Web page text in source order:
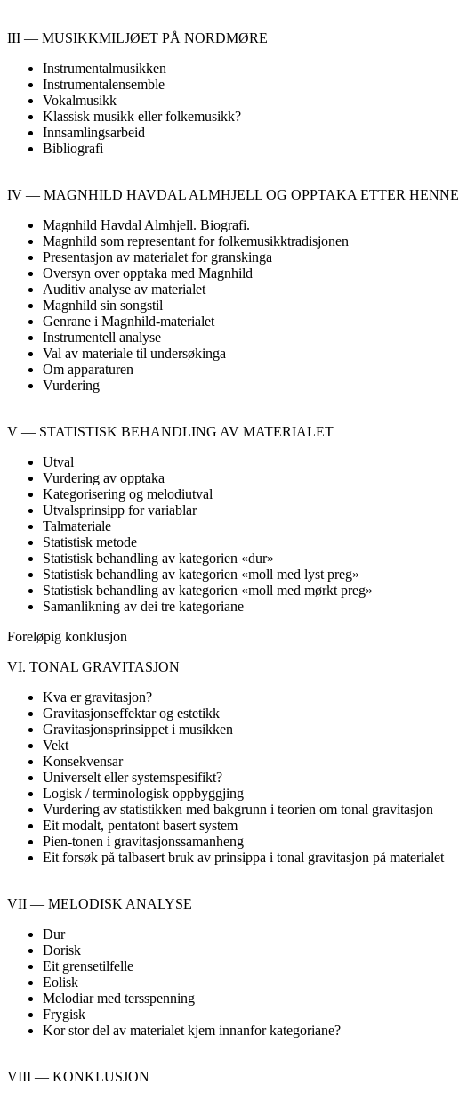
III — MUSIKKMILJØET PÅ NORDMØRE
Instrumentalmusikken
Instrumentalensemble
Vokalmusikk
Klassisk musikk eller folkemusikk?
Innsamlingsarbeid
Bibliografi
IV — MAGNHILD HAVDAL ALMHJELL OG OPPTAKA ETTER HENNE
Magnhild Havdal Almhjell. Biografi.
Magnhild som representant for folkemusikktradisjonen
Presentasjon av materialet for granskinga
Oversyn over opptaka med Magnhild
Auditiv analyse av materialet
Magnhild sin songstil
Genrane i Magnhild-materialet
Instrumentell analyse
Val av materiale til undersøkinga
Om apparaturen
Vurdering
V — STATISTISK BEHANDLING AV MATERIALET
Utval
Vurdering av opptaka
Kategorisering og melodiutval
Utvalsprinsipp for variablar
Talmateriale
Statistisk metode
Statistisk behandling av kategorien «dur»
Statistisk behandling av kategorien «moll med lyst preg»
Statistisk behandling av kategorien «moll med mørkt preg»
Samanlikning av dei tre kategoriane
Foreløpig konklusjon
VI. TONAL GRAVITASJON
Kva er gravitasjon?
Gravitasjonseffektar og estetikk
Gravitasjonsprinsippet i musikken
Vekt
Konsekvensar
Universelt eller systemspesifikt?
Logisk / terminologisk oppbyggjing
Vurdering av statistikken med bakgrunn i teorien om tonal gravitasjon
Eit modalt, pentatont basert system
Pien-tonen i gravitasjonssamanheng
Eit forsøk på talbasert bruk av prinsippa i tonal gravitasjon på materialet
VII — MELODISK ANALYSE
Dur
Dorisk
Eit grensetilfelle
Eolisk
Melodiar med tersspenning
Frygisk
Kor stor del av materialet kjem innanfor kategoriane?
VIII — KONKLUSJON